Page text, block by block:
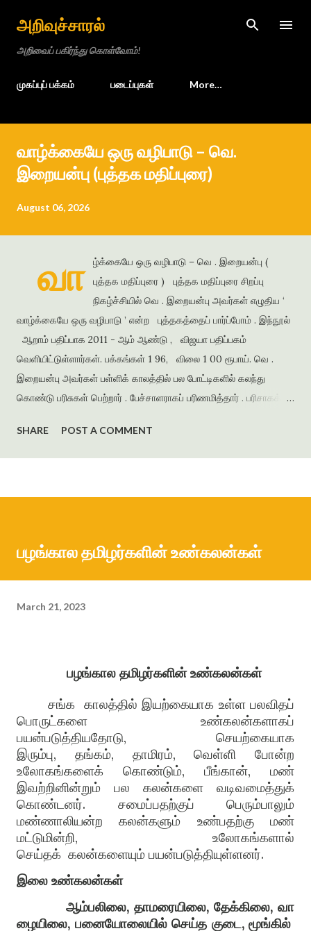
அறிவுச்சாரல்
அறிவைப் பகிர்ந்து கொள்வோம்!
முகப்புப் பக்கம் படைப்புகள் More…
வாழ்க்கையே ஒரு வழிபாடு – வெ.
இறையன்பு (புத்தக மதிப்புரை)
August 06, 2026
வா
ழ்க்கையே ஒரு வழிபாடு – வெ . இறையன்பு (
புத்தக மதிப்புரை ) புத்தக மதிப்புரை சிறப்பு
நிகழ்ச்சியில் வெ . இறையன்பு அவர்கள் எழுதிய ‘
வாழ்க்கையே ஒரு வழிபாடு ’ என்ற புத்தகத்தைப் பார்ப்போம் . இந்நூல்
ஆறாம் பதிப்பாக 2011 - ஆம் ஆண்டு , விஜயா பதிப்பகம்
வெளியிட்டுள்ளார்கள். பக்கங்கள் 1 96, விலை 1 00 ரூபாய். வெ .
இறையன்பு அவர்கள் பள்ளிக் காலத்தில் பல போட்டிகளில் கலந்து
கொண்டு பரிசுகள் பெற்றார் . பேச்சாளராகப் பரிணமித்தார் . பரிசாகக்
காலத்தில் எழுதிய கவிதைகளைத் தொகுத்து ‘ பூபாளத்திற்கொரு
புல்லாங்குழல் ’ என்ற தலைப்பில் கவிதைத் தொகுப்பை வெளியிட்டார் .
கணையாழி , புதிய பார்வை , தமிழன் எக்ஸ்பிரஸ் என்று பல இதழ்களில்
நர்மதா அணை கட்டப்படுவதற்காக கரையோரத்தில் வசித்த மக்கள்
SHARE POST A COMMENT
பழங்கால தமிழர்களின் உண்கலன்கள்
March 21, 2023
பழங்கால தமிழர்களின்உண்கலன்கள்
சங்க காலத்தில் இயற்கையாக உள்ள பலவிதப்
பொருட்களை உண்கலன்களாகப்
பயன்படுத்தியதோடு, செயற்கையாக
இரும்பு, தங்கம், தாமிரம்,வெள்ளி போன்ற
உலோகங்களைக் கொண்டும், பீங்கான், மண்
இவற்றினின்றும் பல கலன்களை வடிவமைத்துக்
கொண்டனர். சமைப்பதற்குப் பெரும்பாலும்
மண்ணாலியன்ற கலன்களும் உண்பதற்கு மண்
மட்டுமின்றி, உலோகங்களால்
செய்தக் கலன்களையும் பயன்படுத்தியுள்ளனர்.
இலை உண்கலன்கள்
ஆம்பலிலை, தாமரையிலை, தேக்கிலை,வா
ழையிலை, பனையோலையில் செய்த குடை, மூங்கில்